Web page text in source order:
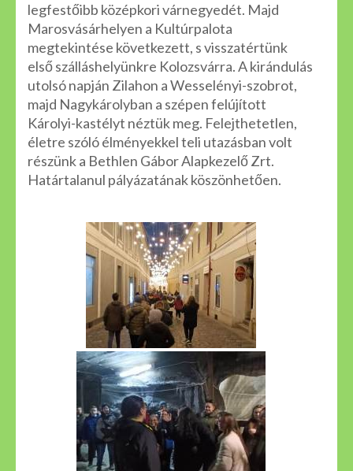
legfestőibb középkori várnegyedét. Majd
Marosvásárhelyen a Kultúrpalota
megtekintése következett, s visszatértünk
első szálláshelyünkre Kolozsvárra. A kirándulás
utolsó napján Zilahon a Wesselényi-szobrot,
majd Nagykárolyban a szépen felújított
Károlyi-kastélyt néztük meg. Felejthetetlen,
életre szóló élményekkel teli utazásban volt
részünk a Bethlen Gábor Alapkezelő Zrt.
Határtalanul pályázatának köszönhetően.